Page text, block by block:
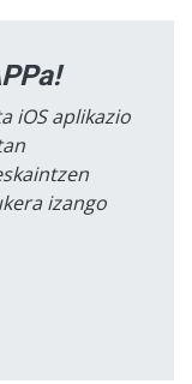
iOS aplikazio
izango